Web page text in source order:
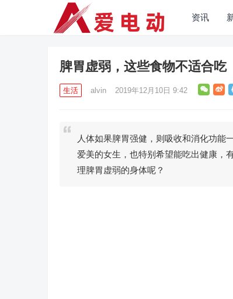
资讯
脾胃虚弱，这些食物不适合吃
生活 alvin 2019年12月10日 9:42
人体如果脾胃强健，则吸收和消化功能
爱美的女生，也特别希望能吃出健康，
理脾胃虚弱的身体呢？